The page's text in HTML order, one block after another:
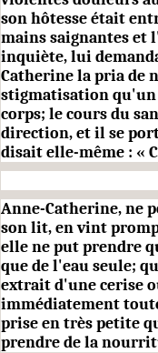
son hôtesse était
mains sai­gnantes et
inquiète, lui
Catherine la pria de
stigmatisation qu'un
corps; le cours du
direction, et il se
disait elle-même : «
Anne-Catherine, ne
son lit, en vint
elle ne put prendre
que de l'eau seule;
extrait d'une ce­rise
immédiatement
prise en très petite
prendre de la